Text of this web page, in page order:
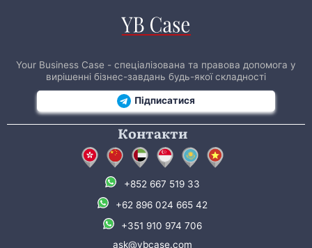
Your Business Case - спеціалізована та правова допомога у
вирішенні бізнес-завдань будь-якої складності
Підписатися
Контакти
+852 667 519 33
+62 896 024 665 42
+351 910 974 706
ask@ybcase.com